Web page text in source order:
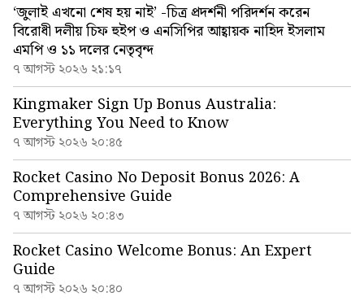
‘জুলাই এখনো শেষ হয় নাই’ -চিত্র প্রদর্শনী পরিদর্শন করেন
বিরোধী দলীয় চিফ হুইপ ও এনসিপির আহ্বায়ক নাহিদ ইসলাম
এমপি ও ১১ দলের নেতৃবৃন্দ
৭ আগস্ট ২০২৬ ২১:১৭
Kingmaker Sign Up Bonus Australia:
Everything You Need to Know
৭ আগস্ট ২০২৬ ২০:৪৫
Rocket Casino No Deposit Bonus 2026: A
Comprehensive Guide
৭ আগস্ট ২০২৬ ২০:৪৩
Rocket Casino Welcome Bonus: An Expert
Guide
৭ আগস্ট ২০২৬ ২০:৪০